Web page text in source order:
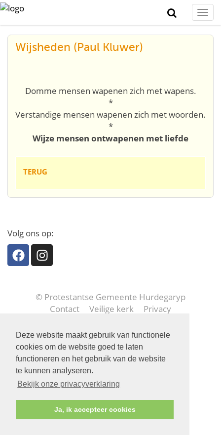
Deze website maakt gebruik van functionele
cookies om de website goed te laten
functioneren en het gebruik van de website
te kunnen analyseren.
Bekijk onze privacyverklaring
Ja, ik accepteer cookies
Wijsheden (Paul Kluwer)
Domme mensen wapenen zich met wapens.
*
Verstandige mensen wapenen zich met woorden.
*
Wijze mensen ontwapenen met liefde
TERUG
Volg ons op:
© Protestantse Gemeente Hurdegaryp
Contact
Veilige kerk Privacy